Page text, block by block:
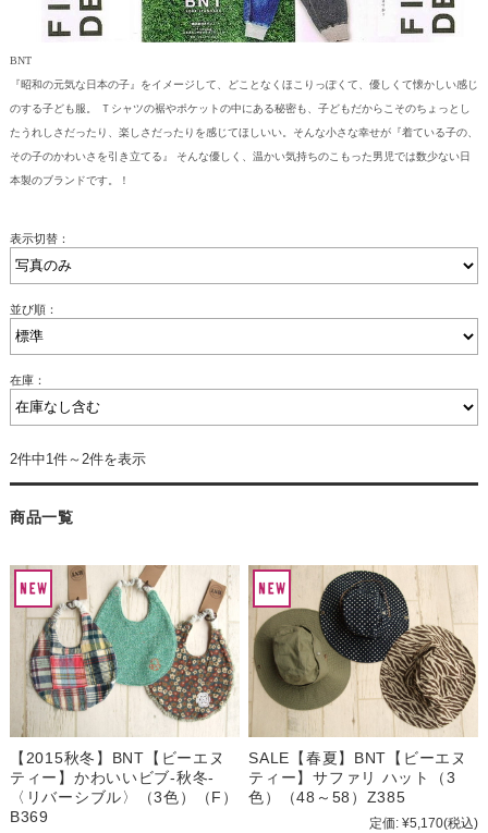
BNT
『昭和の元気な日本の子』をイメージして、どことなくほこりっぽくて、優しくて懐かしい感じ
のする子ども服。 Ｔシャツの裾やポケットの中にある秘密も、子どもだからこそのちょっとし
たうれしさだったり、楽しさだったりを感じてほしいい。そんな小さな幸せが『着ている子の、
その子のかわいさを引き立てる』 そんな優しく、温かい気持ちのこもった男児では数少ない日
本製のブランドです。！
表示切替：
並び順：
在庫：
2件中1件～2件を表示
商品一覧
【2015秋冬】BNT【ビーエヌ
ティー】かわいいビブ-秋冬-
〈リバーシブル〉（3色）（F）
B369
SALE【春夏】BNT【ビーエヌ
ティー】サファリ ハット（3
色）（48～58）Z385
定価: ¥5,170(税込)